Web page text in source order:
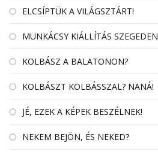
ELCSÍPTÜK A VILÁGSZTÁRT!
MUNKÁCSY KIÁLLÍTÁS SZEGEDEN
KOLBÁSZ A BALATONON?
KOLBÁSZT KOLBÁSSZAL? NANÁ!
JÉ, EZEK A KÉPEK BESZÉLNEK!
NEKEM BEJÖN, ÉS NEKED?